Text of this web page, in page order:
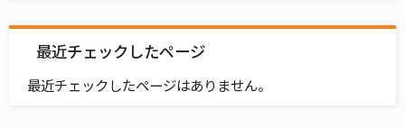
最近チェックしたページ
最近チェックしたページはありません。